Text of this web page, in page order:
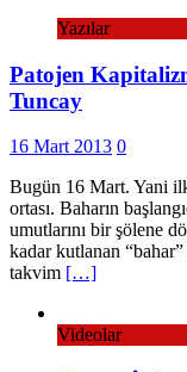
Yazılar
Patojen
Tuncay
16 Mart 2013 0
Bugün 16 Mart. Yani
ortası. Baharın
umutlarını bir şölene
kadar kutlanan
takvim […]
Videolar